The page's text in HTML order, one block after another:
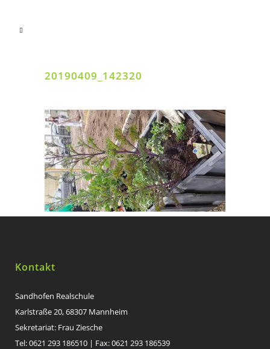
20190409_142320
Kontakt
Sandhofen Realschule
Karlstraße 20, 68307 Mannheim
Sekretariat: Frau Ziesche
Tel: 0621 293 186510 | Fax: 0621 293 186539